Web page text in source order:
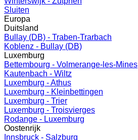
Sluiten
Europa
Duitsland
Bullay (DB) - Traben-Trarbach
Koblenz - Bullay (DB)
Luxemburg
Bettembourg - Volmerange-les-Mines
Kautenbach - Wiltz
Luxemburg - Athus
Luxemburg - Kleinbettingen
Luxemburg - Trier
Luxemburg - Troisvierges
Rodange - Luxemburg
Oostenrijk
Innsbruck - Salzburg